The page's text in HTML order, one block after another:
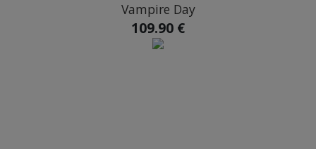
Vampire Day
109.90 €